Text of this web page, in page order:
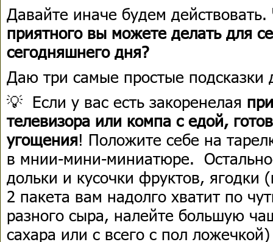
Давайте иначе будем действовать.
приятного вы можете делать для
сегодняшнего дня?
Даю три самые простые подсказки
💡 Если у вас есть закоренелая
телевизора или компа с едой,
угощения! Положите себе на
в мнии-мини-миниатюре.
дольки и кусочки фруктов, ягодки
2 пакета вам надолго хватит по
разного сыра, налейте большую
сахара или с всего с пол